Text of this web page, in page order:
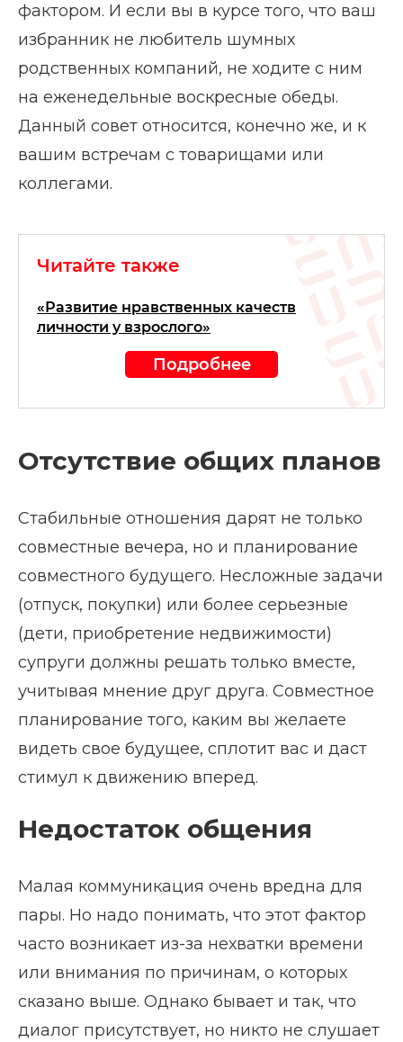
фактором. И если вы в курсе того, что ваш
избранник не любитель шумных
родственных компаний, не ходите с ним
на еженедельные воскресные обеды.
Данный совет относится, конечно же, и к
вашим встречам с товарищами или
коллегами.
Читайте также
«Развитие нравственных качеств
личности у взрослого»
Подробнее
Отсутствие общих планов
Стабильные отношения дарят не только
совместные вечера, но и планирование
совместного будущего. Несложные задачи
(отпуск, покупки) или более серьезные
(дети, приобретение недвижимости)
супруги должны решать только вместе,
учитывая мнение друг друга. Совместное
планирование того, каким вы желаете
видеть свое будущее, сплотит вас и даст
стимул к движению вперед.
Недостаток общения
Малая коммуникация очень вредна для
пары. Но надо понимать, что этот фактор
часто возникает из-за нехватки времени
или внимания по причинам, о которых
сказано выше. Однако бывает и так, что
диалог присутствует, но никто не слушает